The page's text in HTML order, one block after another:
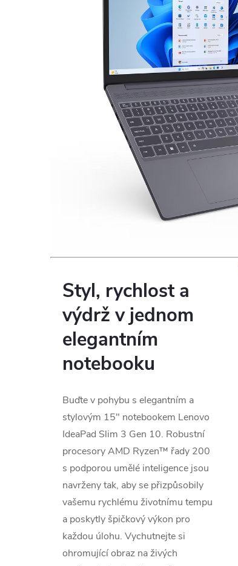
Styl, rychlost a
výdrž v jednom
elegantním
notebooku
Buďte v pohybu s elegantním a
stylovým 15″ notebookem Lenovo
IdeaPad Slim 3 Gen 10. Robustní
procesory AMD Ryzen™ řady 200
s podporou umělé inteligence jsou
navrženy tak, aby se přizpůsobily
vašemu rychlému životnímu tempu
a poskytly špičkový výkon pro
každou úlohu. Vychutnejte si
ohromující obraz na živých